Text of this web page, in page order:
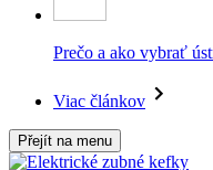
Prečo a ako vybrať
Viac článkov
Přejít na menu